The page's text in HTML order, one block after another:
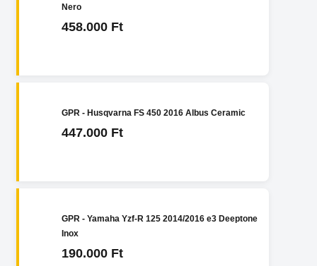
Nero
458.000 Ft
GPR - Husqvarna FS 450 2016 Albus Ceramic
447.000 Ft
GPR - Yamaha Yzf-R 125 2014/2016 e3 Deeptone
Inox
190.000 Ft